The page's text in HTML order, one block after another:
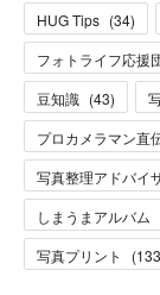
HUG Tips (34)
フォトライフ応
豆知識 (43)
プロカメラマン直
写真整理アドバイ
しまうまアルバム
写真プリント
(133